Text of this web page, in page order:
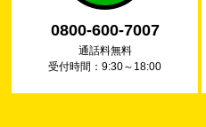
0800-600-7007
通話料無料
受付時間：9:30～18:00